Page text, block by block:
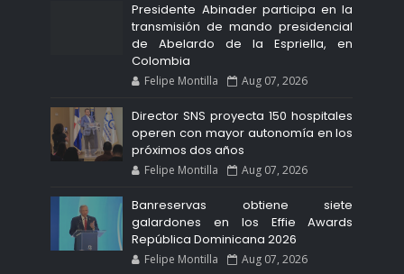
Presidente Abinader participa en la
transmisión de mando presidencial
de Abelardo de la Espriella, en
Colombia
Felipe Montilla Aug 07, 2026
Director SNS proyecta 150 hospitales
operen con mayor autonomía en los
próximos dos años
Felipe Montilla Aug 07, 2026
Banreservas obtiene siete
galardones en los Effie Awards
República Dominicana 2026
Felipe Montilla Aug 07, 2026